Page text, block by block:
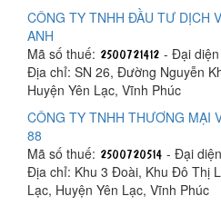
CÔNG TY TNHH ĐẦU TƯ DỊCH
ANH
Mã số thuế:
- Đại
Địa chỉ: SN 26, Đường Nguyễn
Huyện Yên Lạc, Vĩnh Phúc
CÔNG TY TNHH THƯƠNG MẠI
88
Mã số thuế:
- Đại
Địa chỉ: Khu 3 Đoài, Khu Đô Thị
Lạc, Huyện Yên Lạc, Vĩnh Phúc